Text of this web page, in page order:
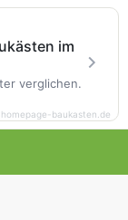
im
verglichen.
baukasten.de